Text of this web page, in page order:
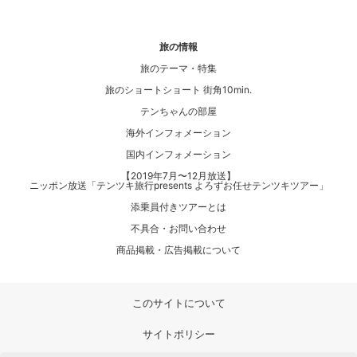
旅の情報
旅のテーマ・特集
旅のショートショート 街角10min.
テンちゃんの部屋
海外インフォメーション
国内インフォメーション
【2019年7月〜12月放送】
ニッポン放送「テンツキ旅行presents よろずお任せテンツキツアー」
添乗員付きツアーとは
不具合・お問い合わせ
商品掲載・広告掲載について
このサイトについて
サイトポリシー